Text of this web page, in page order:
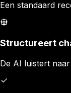
Een standaard
Structureert
De AI luistert